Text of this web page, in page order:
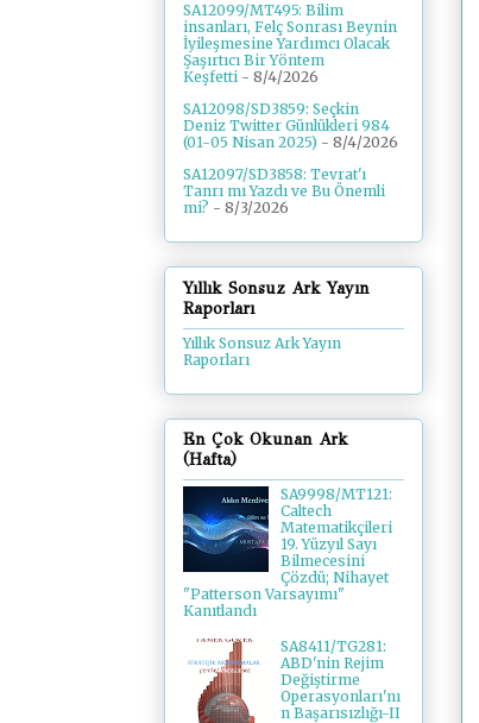
SA12099/MT495: Bilim
insanları, Felç Sonrası Beynin
İyileşmesine Yardımcı Olacak
Şaşırtıcı Bir Yöntem
Keşfetti - 8/4/2026
SA12098/SD3859: Seçkin
Deniz Twitter Günlükleri 984
(01-05 Nisan 2025) - 8/4/2026
SA12097/SD3858: Tevrat'ı
Tanrı mı Yazdı ve Bu Önemli
mi? - 8/3/2026
Yıllık Sonsuz Ark Yayın
Raporları
Yıllık Sonsuz Ark Yayın
Raporları
En Çok Okunan Ark
(Hafta)
SA9998/MT121:
Caltech
Matematikçileri
19. Yüzyıl Sayı
Bilmecesini
Çözdü; Nihayet
"Patterson Varsayımı"
Kanıtlandı
SA8411/TG281:
ABD'nin Rejim
Değiştirme
Operasyonları'nı
n Başarısızlığı-II